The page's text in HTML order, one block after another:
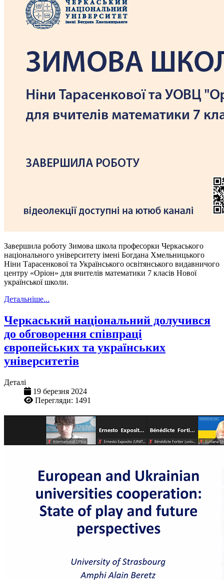
Завершила роботу Зимова школа професорки Черкаського
національного університету імені Богдана Хмельницького
Ніни Тарасенкової та Українського освітянського видавничого
центру «Оріон» для вчителів математики 7 класів Нової
української школи.
Детальніше...
Черкаський національний долучився
до обговорення співпраці
європейських та українських
університетів
Деталі
19 березня 2024
Перегляди: 1491